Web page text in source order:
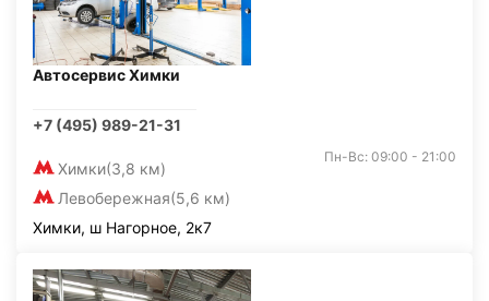
Автосервис Химки
+7 (495) 989-21-31
Химки(3,8 км)
Левобережная(5,6 км)
Пн-Вс: 09:00 - 21:00
Химки, ш Нагорное, 2к7